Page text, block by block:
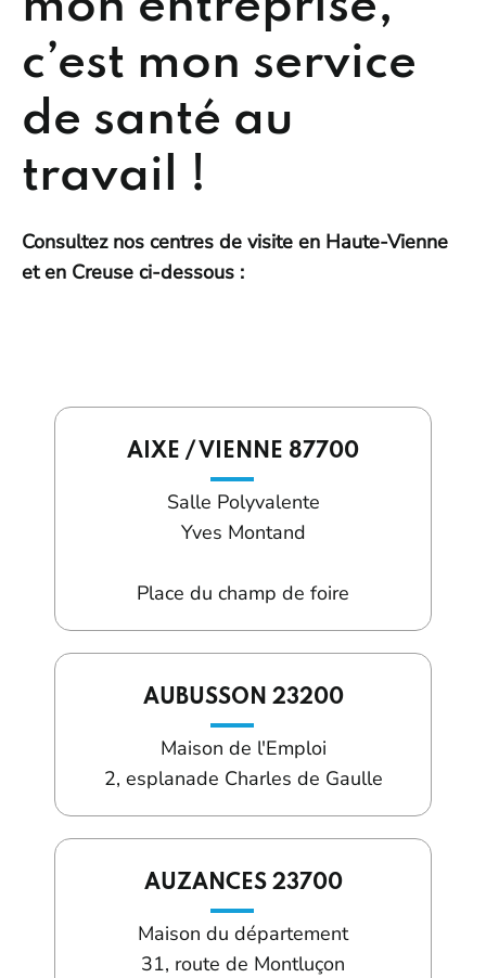
c’est mon service
de santé au
travail !
Consultez nos centres de visite en Haute-Vienne
et en Creuse ci-dessous :
AIXE / VIENNE 87700
Salle Polyvalente
Yves Montand
Place du champ de foire
AUBUSSON 23200
Maison de l'Emploi
2, esplanade Charles de Gaulle
AUZANCES 23700
Maison du département
31, route de Montluçon